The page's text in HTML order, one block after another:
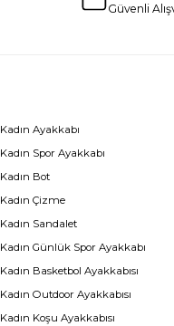
Güvenli
Kadın Ayakkabı
Kadın Spor Ayakkabı
Kadın Bot
Kadın Çizme
Kadın Sandalet
Kadın Günlük Spor Ayakkabı
Kadın Basketbol Ayakkabısı
Kadın Outdoor Ayakkabısı
Kadın Koşu Ayakkabısı